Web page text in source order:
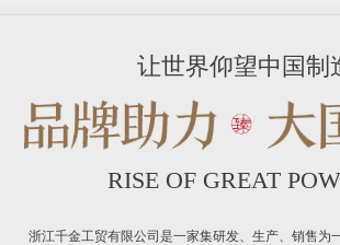
让世界仰望中国制
RISE OF GREAT
浙江千金工贸有限公司是一家集研发、生产、销售为